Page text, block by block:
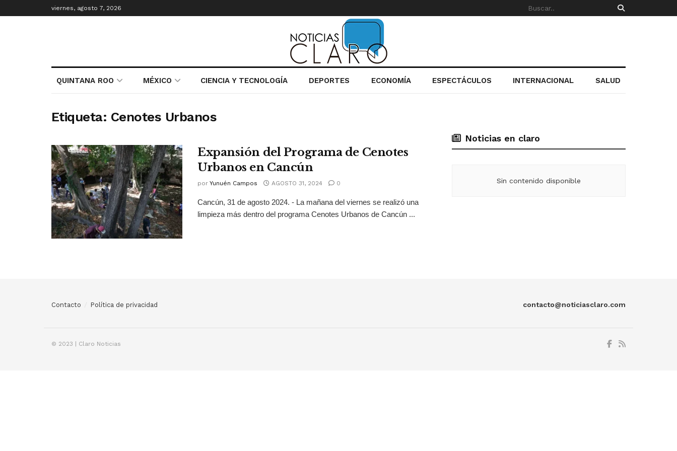
viernes, agosto 7, 2026
QUINTANA ROO MÉXICO CIENCIA Y TECNOLOGÍA DEPORTES ECONOMÍA ESPECTÁCULOS INTERNACIONAL SALUD
Etiqueta: Cenotes Urbanos
Expansión del Programa de Cenotes
Urbanos en Cancún
por Yunuén Campos AGOSTO 31, 2024 0
Cancún, 31 de agosto 2024. - La mañana del viernes se realizó una
limpieza más dentro del programa Cenotes Urbanos de Cancún ...
Noticias en claro
Sin contenido disponible
Contacto Política de privacidad contacto@noticiasclaro.com
© 2023 | Claro Noticias